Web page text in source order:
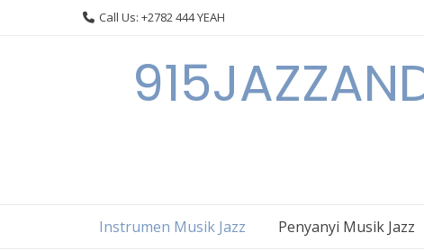
Call Us: +2782 444 YEAH
Instrumen Musik Jazz Penyanyi Musik Jazz